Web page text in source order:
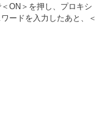
ON＞を押し、プロキシ
ードを入力したあと、＜